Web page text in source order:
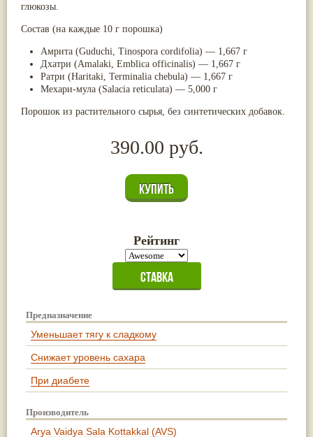
глюкозы.
Состав (на каждые 10 г порошка)
Амрита (Guduchi, Tinospora cordifolia) — 1,667 г
Дхатри (Amalaki, Emblica officinalis) — 1,667 г
Ратри (Haritaki, Terminalia chebula) — 1,667 г
Мехари-мула (Salacia reticulata) — 5,000 г
Порошок из растительного сырья, без синтетических добавок.
390.00 руб.
Рейтинг
Предназначение
Уменьшает тягу к сладкому
Снижает уровень сахара
При диабете
Производитель
Arya Vaidya Sala Kottakkal (AVS)